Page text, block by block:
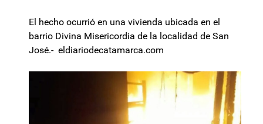
El hecho ocurrió en una vivienda ubicada en el
barrio Divina Misericordia de la localidad de San
José.- eldiariodecatamarca.com